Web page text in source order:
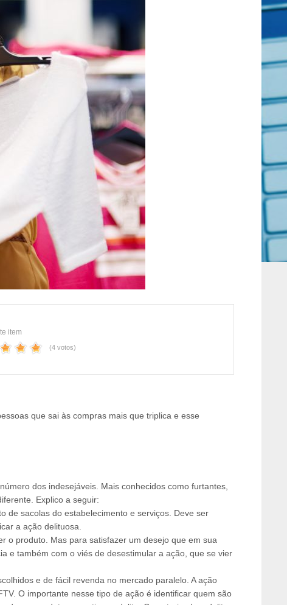
item
(4 votos)
que sai às compras mais que triplica e esse
dos indesejáveis. Mais conhecidos como furtantes,
Explico a seguir:
de sacolas do estabelecimento e serviços. Deve ser
a ação delituosa.
o produto. Mas para satisfazer um desejo que em sua
e também com o viés de desestimular a ação, que se vier
e de fácil revenda no mercado paralelo. A ação
O importante nesse tipo de ação é identificar quem são